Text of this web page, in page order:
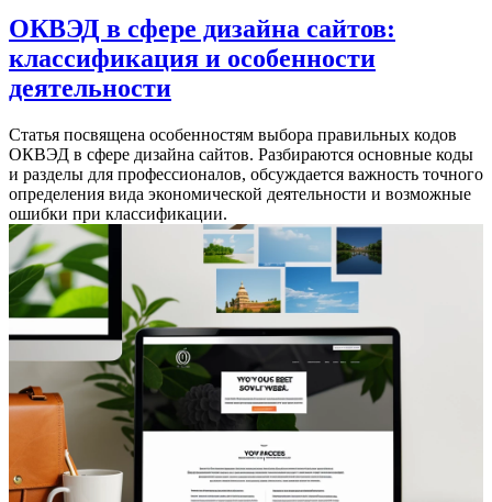
ОКВЭД в сфере дизайна сайтов:
классификация и особенности
деятельности
Статья посвящена особенностям выбора правильных кодов
ОКВЭД в сфере дизайна сайтов. Разбираются основные коды
и разделы для профессионалов, обсуждается важность точного
определения вида экономической деятельности и возможные
ошибки при классификации.